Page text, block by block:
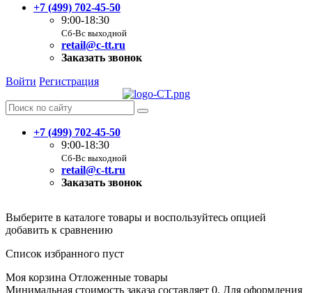
+7 (499) 702-45-50
9:00-18:30
Сб-Вс выходной
retail@c-tt.ru
Заказать звонок
Войти Регистрация
+7 (499) 702-45-50
9:00-18:30
Сб-Вс выходной
retail@c-tt.ru
Заказать звонок
Выберите в каталоге товары и воспользуйтесь опцией
добавить к сравнению
Список избранного пуст
Моя корзина Отложенные товары
Минимальная стоимость заказа составляет 0. Для оформления